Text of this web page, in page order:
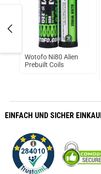
Wotofo Ni80 Alien
Prebuilt Coils
EINFACH UND SICHER